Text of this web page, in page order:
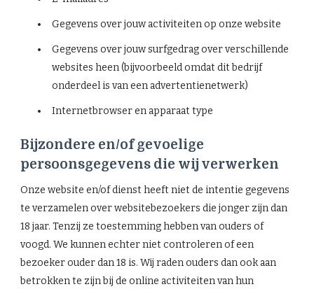
Gegevens over jouw activiteiten op onze website
Gegevens over jouw surfgedrag over verschillende
websites heen (bijvoorbeeld omdat dit bedrijf
onderdeel is van een advertentienetwerk)
Internetbrowser en apparaat type
Bijzondere en/of gevoelige
persoonsgegevens die wij verwerken
Onze website en/of dienst heeft niet de intentie gegevens
te verzamelen over websitebezoekers die jonger zijn dan
18 jaar. Tenzij ze toestemming hebben van ouders of
voogd. We kunnen echter niet controleren of een
bezoeker ouder dan 18 is. Wij raden ouders dan ook aan
betrokken te zijn bij de online activiteiten van hun